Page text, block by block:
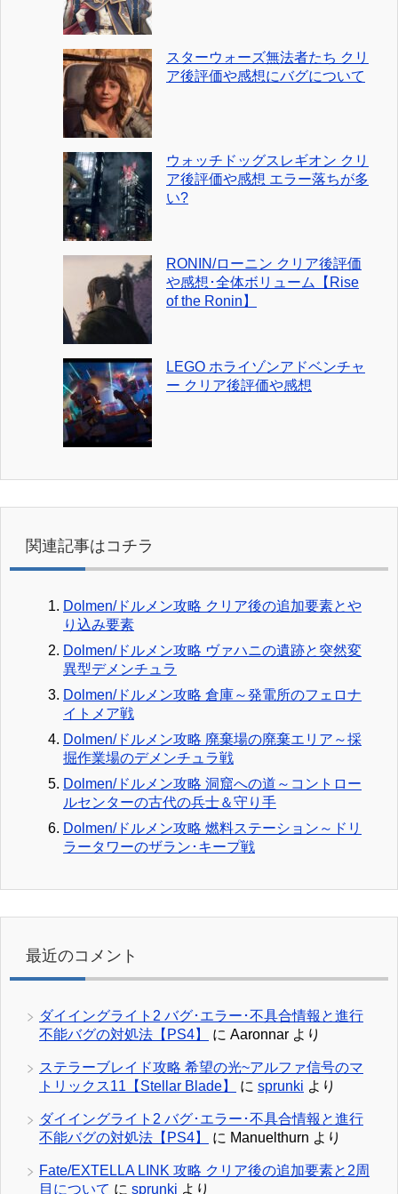
スターウォーズ無法者たち クリ
ア後評価や感想にバグについて
ウォッチドッグスレギオン クリ
ア後評価や感想 エラー落ちが多
い?
RONIN/ローニン クリア後評価
や感想･全体ボリューム【Rise
of the Ronin】
LEGO ホライゾンアドベンチャ
ー クリア後評価や感想
関連記事はコチラ
Dolmen/ドルメン攻略 クリア後の追加要素とや
り込み要素
Dolmen/ドルメン攻略 ヴァハニの遺跡と突然変
異型デメンチュラ
Dolmen/ドルメン攻略 倉庫～発電所のフェロナ
イトメア戦
Dolmen/ドルメン攻略 廃棄場の廃棄エリア～採
掘作業場のデメンチュラ戦
Dolmen/ドルメン攻略 洞窟への道～コントロー
ルセンターの古代の兵士＆守り手
Dolmen/ドルメン攻略 燃料ステーション～ドリ
ラータワーのザラン･キープ戦
最近のコメント
ダイイングライト2 バグ･エラー･不具合情報と進行
不能バグの対処法【PS4】
に Aaronnar より
ステラーブレイド攻略 希望の光~アルファ信号のマ
トリックス11【Stellar Blade】
に sprunki より
ダイイングライト2 バグ･エラー･不具合情報と進行
不能バグの対処法【PS4】
に Manuelthurn より
Fate/EXTELLA LINK 攻略 クリア後の追加要素と2周
目について に sprunki より